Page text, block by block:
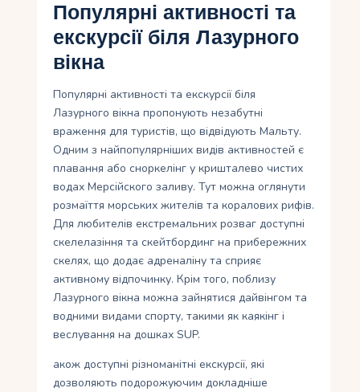
Популярні активності та
екскурсії біля Лазурного
вікна
Популярні активності та екскурсії біля
Лазурного вікна пропонують незабутні
враження для туристів, що відвідують Мальту.
Одним з найпопулярніших видів активностей є
плавання або сноркелінг у кришталево чистих
водах Мерсійского заливу. Тут можна оглянути
розмаїття морських жителів та коралових рифів.
Для любителів екстремальних розваг доступні
скелелазіння та скейтбординг на прибережних
скелях, що додає адреналіну та сприяє
активному відпочинку. Крім того, поблизу
Лазурного вікна можна зайнятися дайвінгом та
водними видами спорту, такими як каякінг і
веслування на дошках SUP.
акож доступні різноманітні екскурсії, які
дозволяють подорожуючим докладніше